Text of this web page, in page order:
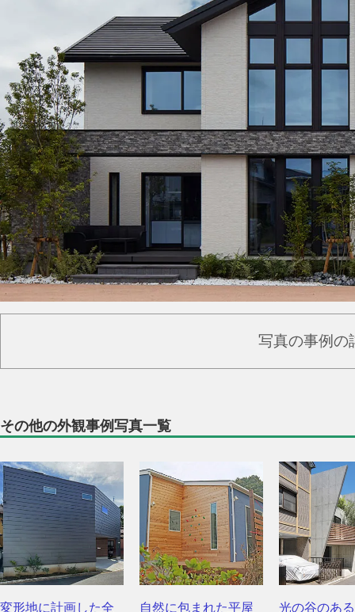
写真の事例の
その他の外観事例写真一覧
変形地に計画した全
自然に包まれた平屋
光の谷のあ